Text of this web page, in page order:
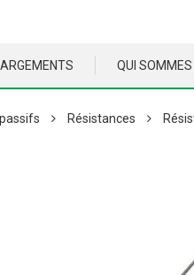
QUI SOMMES
Résistances